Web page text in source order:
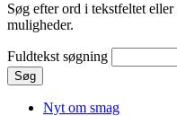
Søg efter ord i tekstfeltet eller
muligheder.
Fuldtekst søgning
Nyt om smag